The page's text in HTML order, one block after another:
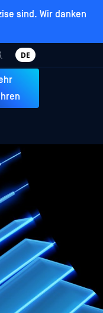
sind. Wir danken
DE